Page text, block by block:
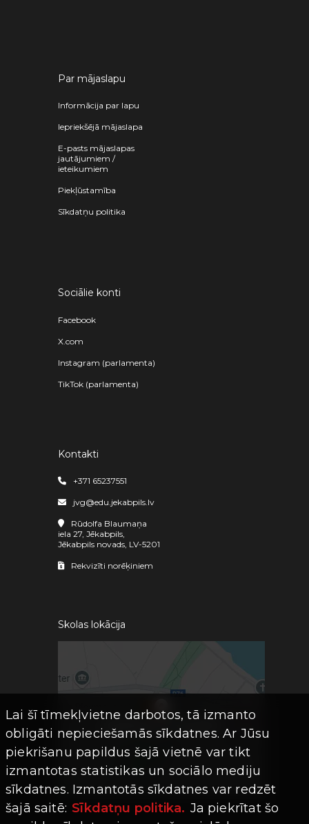
Par mājaslapu
Informācija par lapu
Iepriekšējā mājaslapa
E-pasts mājaslapas
jautājumiem /
ieteikumiem
Piekļūstamība
Sīkdatņu politika
Sociālie konti
Facebook
X.com
Instagram (parlamenta)
TikTok (parlamenta)
Kontakti
+371 65237551
jvg@edu.jekabpils.lv
Rūdolfa Blaumaņa
iela 27, Jēkabpils,
Jēkabpils novads, LV-5201
Rekvizīti norēķiniem
Skolas lokācija
Lai šī tīmekļvietne darbotos, tā izmanto
obligāti nepieciešamās sīkdatnes. Ar Jūsu
piekrišanu papildus šajā vietnē var tikt
izmantotas statistikas un sociālo mediju
sīkdatnes. Izmantotās sīkdatnes var redzēt
šajā saitē: Sīkdatņu politika. Ja piekrītat šo